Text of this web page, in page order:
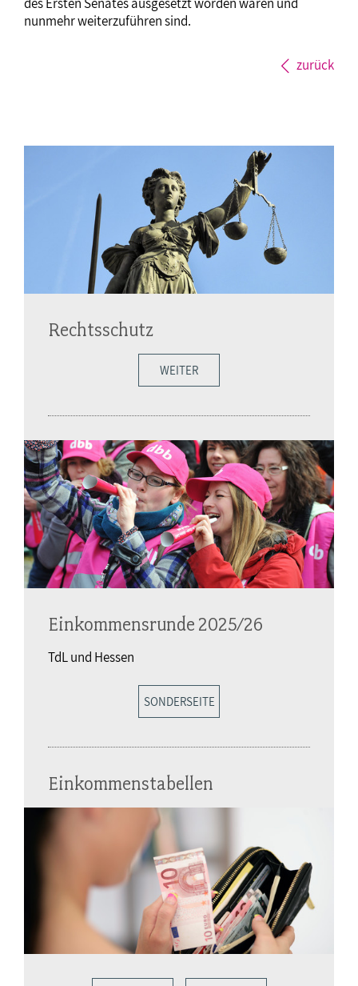
nunmehr weiterzuführen sind.
zurück
Rechtsschutz
WEITER
Einkommensrunde 2025/26
TdL und Hessen
SONDERSEITE
Einkommenstabellen